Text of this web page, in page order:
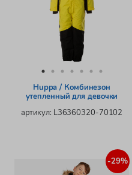
Huppa / Комбинезон
утепленный для девочки
артикул: L36360320-70102
-29%